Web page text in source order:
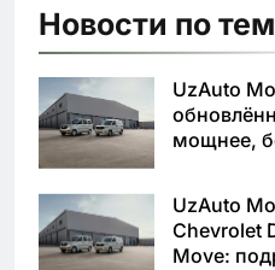
Новости по
UzAuto
мощнее,
UzAuto
Chevrolet
Move: